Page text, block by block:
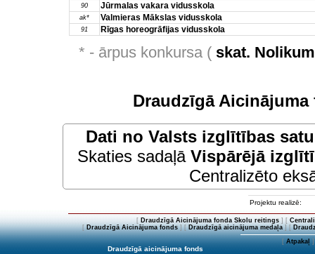
90 Jūrmalas vakara vidusskola
ak* Valmieras Mākslas vidusskola
91 Rīgas horeogrāfijas vidusskola
* - ārpus konkursa ( skat.
Draudzīgā
Dati no Valsts izglītības
Skaties sadaļā Vispārējā
Centralizēto
Projektu realizē:
[ Draudzīgā Aicinājuma fonda Skolu reitings] [
[Draudzīgā Aicinājuma fonds] [Draudzīgā aicinājuma medaļa] [
[Atpakaļ]
Draudzīgā aicinājuma fonds